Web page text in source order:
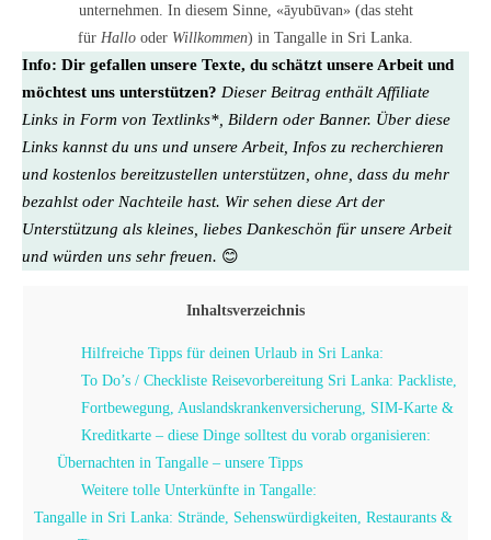
unternehmen. In diesem Sinne, «āyubūvan» (das steht
für Hallo oder Willkommen) in Tangalle in Sri Lanka.
Info: Dir gefallen unsere Texte, du schätzt unsere Arbeit und
möchtest uns unterstützen? Dieser Beitrag enthält Affiliate
Links in Form von Textlinks*, Bildern oder Banner. Über diese
Links kannst du uns und unsere Arbeit, Infos zu recherchieren
und kostenlos bereitzustellen unterstützen, ohne, dass du mehr
bezahlst oder Nachteile hast. Wir sehen diese Art der
Unterstützung als kleines, liebes Dankeschön für unsere Arbeit
und würden uns sehr freuen. 😊
Inhaltsverzeichnis
Hilfreiche Tipps für deinen Urlaub in Sri Lanka:
To Do’s / Checkliste Reisevorbereitung Sri Lanka: Packliste,
Fortbewegung, Auslandskrankenversicherung, SIM-Karte &
Kreditkarte – diese Dinge solltest du vorab organisieren:
Übernachten in Tangalle – unsere Tipps
Weitere tolle Unterkünfte in Tangalle:
Tangalle in Sri Lanka: Strände, Sehenswürdigkeiten, Restaurants &